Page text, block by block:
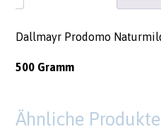
Dallmayr Prodomo
500 Gramm
Ähnliche Produkte